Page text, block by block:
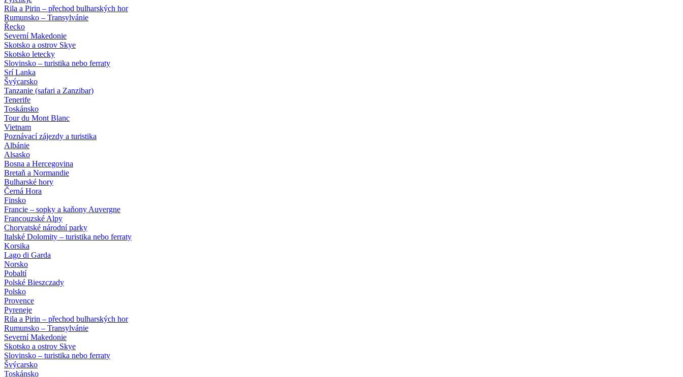
Rila a Pirin – přechod bulharských hor
Rumunsko – Transylvánie
Řecko
Severní Makedonie
Skotsko a ostrov Skye
Skotsko letecky
Slovinsko – turistika nebo ferraty
Srí Lanka
Švýcarsko
Tanzanie (safari a Zanzibar)
Tenerife
Toskánsko
Tour du Mont Blanc
Vietnam
Poznávací zájezdy a turistika
Albánie
Alsasko
Bosna a Hercegovina
Bretaň a Normandie
Bulharské hory
Černá Hora
Finsko
Francie – sopky a kaňony Auvergne
Francouzské Alpy
Chorvatské národní parky
Italské Dolomity – turistika nebo ferraty
Korsika
Lago di Garda
Norsko
Pobaltí
Polské Bieszczady
Polsko
Provence
Pyreneje
Rila a Pirin – přechod bulharských hor
Rumunsko – Transylvánie
Severní Makedonie
Skotsko a ostrov Skye
Slovinsko – turistika nebo ferraty
Švýcarsko
Toskánsko